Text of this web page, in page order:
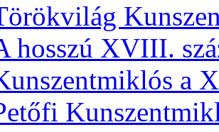
hosszú XVIII.
a